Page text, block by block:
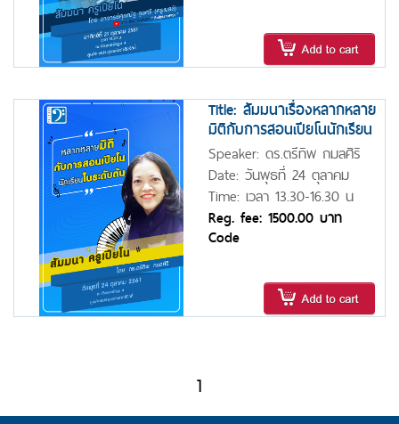
Title: สัมมนาเรื่องหลากหลาย
มิติกับการสอนเปียโนนักเรียน
ในระดับต้น
Speaker: ดร.ตรีทิพ กมลศิริ
Date: วันพุธที่ 24 ตุลาคม
2561
Time: เวลา 13.30-16.30 น
Reg. fee: 1500.00 บาท
Code
1